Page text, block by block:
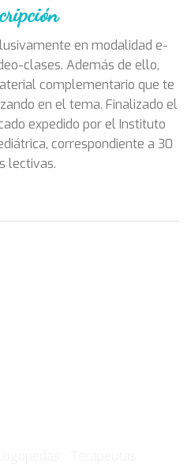
en modalidad e-
clases. Además de ello,
complementario que te
en el tema. Finalizado el
expedido por el Instituto
correspondiente a 30
lectivas.